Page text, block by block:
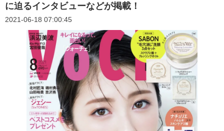
に迫るインタビューなどが掲載！
2021-06-18 07:00:45